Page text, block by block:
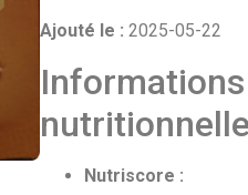
Ajouté le : 2025-05-22
Informations
Nutriscore :